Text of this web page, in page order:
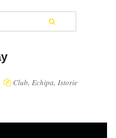
Club, Echipa, Istorie